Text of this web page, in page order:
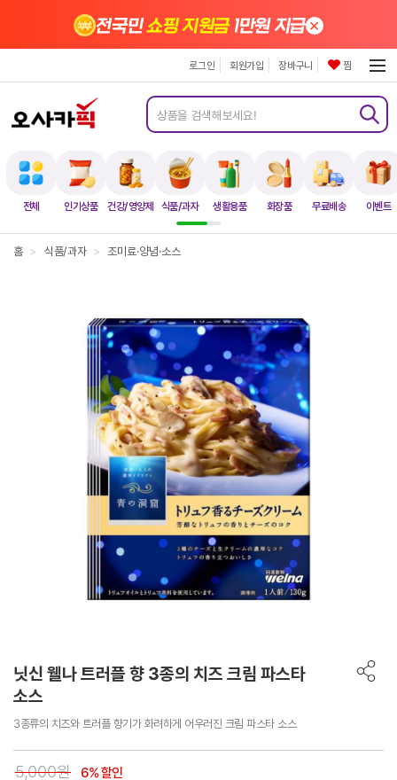
전체 인기상품 건강/영양제 식품/과자 생활용품 화장품 무료배송 이벤트
전국민쇼핑 지원금1만원 지급×
로그인 회원가입 장바구니 찜
홈 > 식품/과자 > 조미료·양념·소스
닛신 웰나 트러플 향 3종의 치즈 크림 파스타
소스
3종류의 치즈와 트러플 향기가 화려하게 어우러진 크림 파스타 소스
5,000원 6% 할인